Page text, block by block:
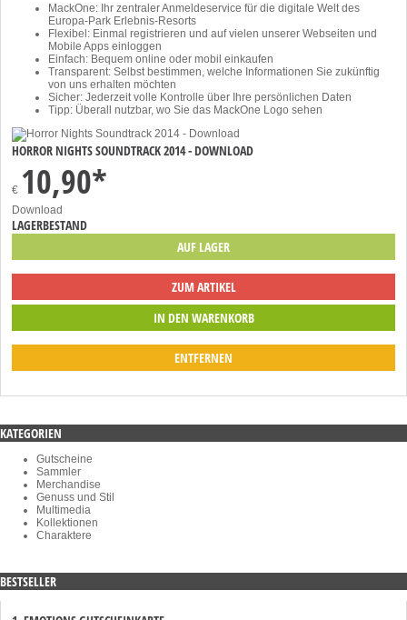
MackOne: Ihr zentraler Anmeldeservice für die digitale Welt des
Europa-Park Erlebnis-Resorts
Flexibel: Einmal registrieren und auf vielen unserer Webseiten und
Mobile Apps einloggen
Einfach: Bequem online oder mobil einkaufen
Transparent: Selbst bestimmen, welche Informationen Sie zukünftig
von uns erhalten möchten
Sicher: Jederzeit volle Kontrolle über Ihre persönlichen Daten
Tipp: Überall nutzbar, wo Sie das MackOne Logo sehen
HORROR NIGHTS SOUNDTRACK 2014 - DOWNLOAD
€ 10,90*
Download
LAGERBESTAND
AUF LAGER
ZUM ARTIKEL
ENTFERNEN
KATEGORIEN
Gutscheine
Sammler
Merchandise
Genuss und Stil
Multimedia
Kollektionen
Charaktere
BESTSELLER